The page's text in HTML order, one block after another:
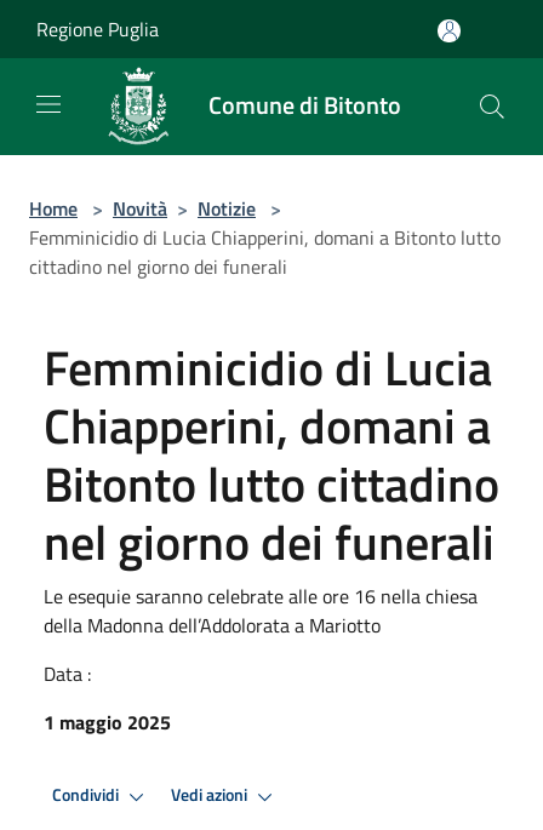
Regione Puglia
Comune di Bitonto
Home > Novità > Notizie >
Femminicidio di Lucia Chiapperini, domani a Bitonto lutto
cittadino nel giorno dei funerali
Femminicidio di Lucia
Chiapperini, domani a
Bitonto lutto cittadino
nel giorno dei funerali
Le esequie saranno celebrate alle ore 16 nella chiesa
della Madonna dell’Addolorata a Mariotto
Data :
1 maggio 2025
Condividi Vedi azioni